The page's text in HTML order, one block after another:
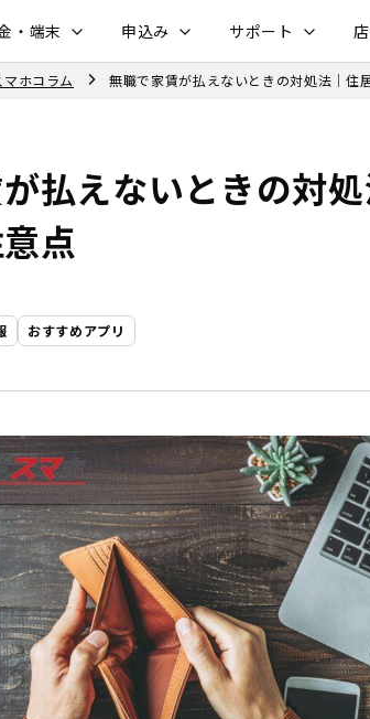
・端末 申込み サポート
ホコラム 無職で家賃が払えないときの対処法｜住
払えないときの対
点
おすすめアプリ